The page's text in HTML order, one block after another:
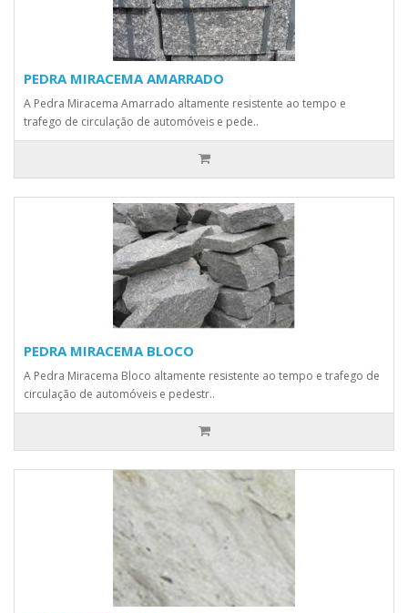
PEDRA MIRACEMA AMARRADO
A Pedra Miracema Amarrado altamente resistente ao tempo e
trafego de circulação de automóveis e pede..
PEDRA MIRACEMA BLOCO
A Pedra Miracema Bloco altamente resistente ao tempo e trafego de
circulação de automóveis e pedestr..